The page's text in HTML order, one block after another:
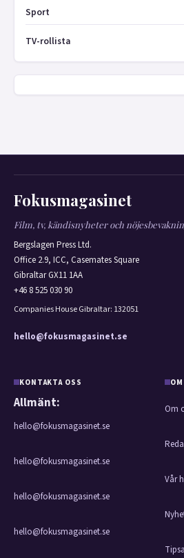
Sport
TV-rollista
Fokusmagasinet
Film, tv, kändisnyheter och
Bergslagen Press Ltd.
Office 2.9, ICC, Casemates Square
Gibraltar GX11 1AA
+46 8 525 030 90
Companies House Gibraltar: 132051
hello@fokusmagasinet.se
KONTAKTA OSS
Allmänt:
hello@fokusmagasinet.se
hello@fokusmagasinet.se
hello@fokusmagasinet.se
hello@fokusmagasinet.se
Om
Vår